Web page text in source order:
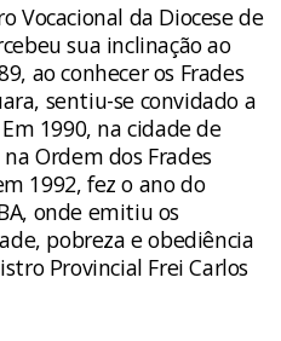
Vocacional da Diocese de
sua inclinação ao
ao conhecer os Frades
sentiu-se convidado a
1990, na cidade de
Ordem dos Frades
1992, fez o ano do
onde emitiu os
pobreza e obediência
Provincial Frei Carlos